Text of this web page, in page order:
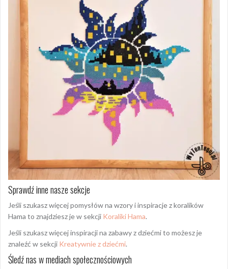
Sprawdź inne nasze sekcje
Jeśli szukasz więcej pomysłów na wzory i inspiracje z koralików
Hama to znajdziesz je w sekcji Koraliki Hama.
Jeśli szukasz więcej inspiracji na zabawy z dziećmi to możesz je
znaleźć w sekcji Kreatywnie z dziećmi.
Śledź nas w mediach społecznościowych